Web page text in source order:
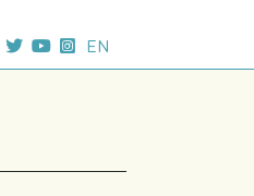
EN